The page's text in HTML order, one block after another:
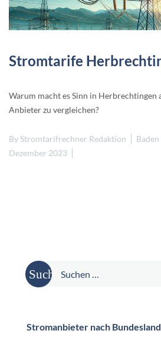
Stromtarife
Warum macht es Sinn in
Anbieter zu vergleichen?
By Stromtarifrechner Redaktion
Dezember 2023
Suche
nach:
Stromanbieter nach Bundesland